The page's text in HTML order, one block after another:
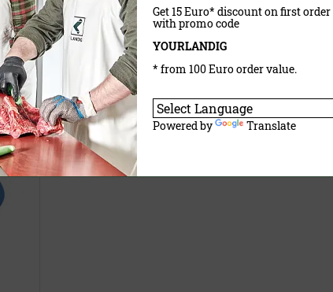
149,90 €
109,90 €
119,00 €
ab84,95 €
Get 15 Euro* discount on first order
with promo code
YOURLANDIG
* from 100 Euro order value.
Powered by Translate